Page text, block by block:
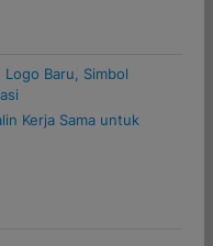
Baru, Simbol
Kerja Sama untuk